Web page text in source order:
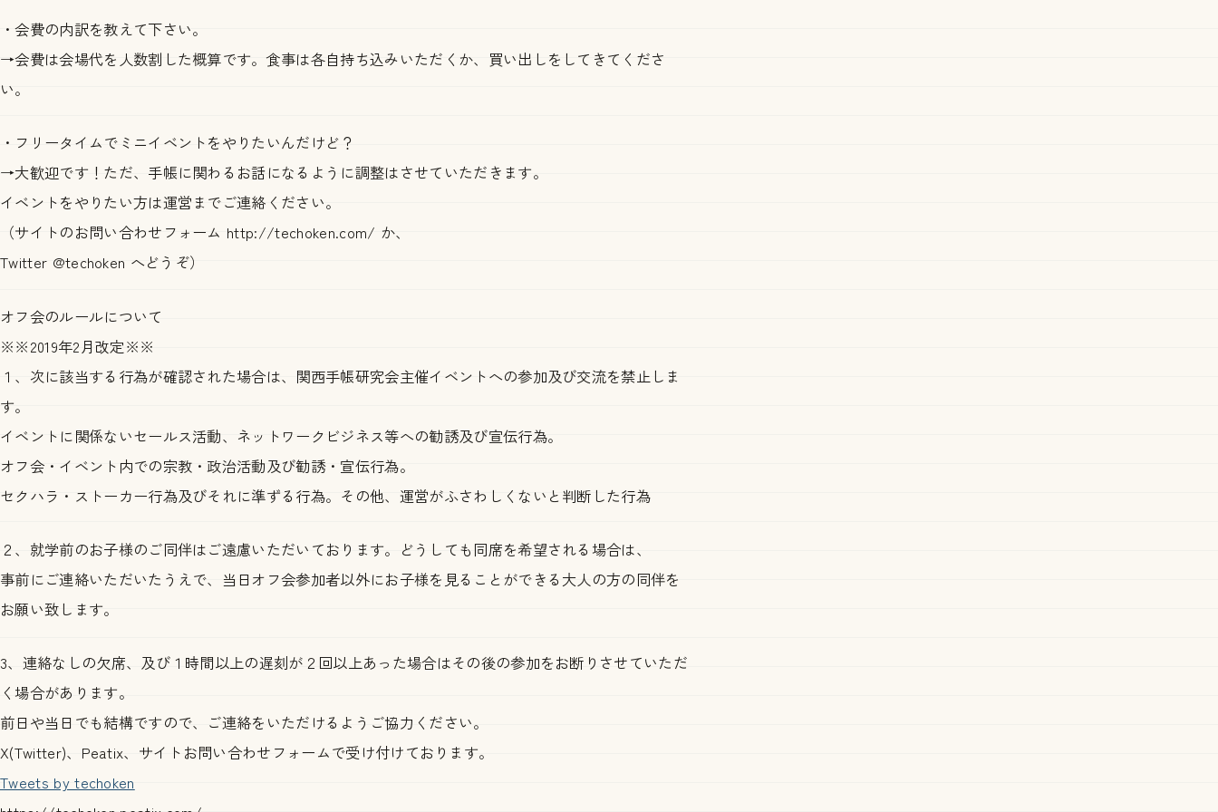
・会費の内訳を教えて下さい。
→会費は会場代を人数割した概算です。食事は各自持ち込みいただくか、買い出しをしてきてくださ
い。
・フリータイムでミニイベントをやりたいんだけど？
→大歓迎です！ただ、手帳に関わるお話になるように調整はさせていただきます。
イベントをやりたい方は運営までご連絡ください。
（サイトのお問い合わせフォーム http://techoken.com/ か、
Twitter @techoken へどうぞ）
オフ会のルールについて
※※2019年2月改定※※
１、次に該当する行為が確認された場合は、関西手帳研究会主催イベントへの参加及び交流を禁止しま
す。
イベントに関係ないセールス活動、ネットワークビジネス等への勧誘及び宣伝行為。
オフ会・イベント内での宗教・政治活動及び勧誘・宣伝行為。
セクハラ・ストーカー行為及びそれに準ずる行為。その他、運営がふさわしくないと判断した行為
２、就学前のお子様のご同伴はご遠慮いただいております。どうしても同席を希望される場合は、
事前にご連絡いただいたうえで、当日オフ会参加者以外にお子様を見ることができる大人の方の同伴を
お願い致します。
3、連絡なしの欠席、及び１時間以上の遅刻が２回以上あった場合はその後の参加をお断りさせていただ
く場合があります。
前日や当日でも結構ですので、ご連絡をいただけるようご協力ください。
X(Twitter)、Peatix、サイトお問い合わせフォームで受け付けております。
Tweets by techoken